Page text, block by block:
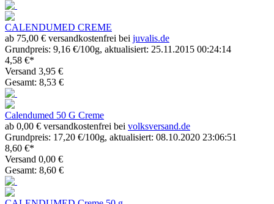
CALENDUMED CREME
ab 75,00 € versandkostenfrei bei juvalis.de
Grundpreis: 9,16 €/100g, aktualisiert: 25.11.2015 00:24:14
4,58 €*
Versand 3,95 €
Gesamt: 8,53 €
Calendumed 50 G Creme
ab 0,00 € versandkostenfrei bei volksversand.de
Grundpreis: 17,20 €/100g, aktualisiert: 08.10.2020 23:06:51
8,60 €*
Versand 0,00 €
Gesamt: 8,60 €